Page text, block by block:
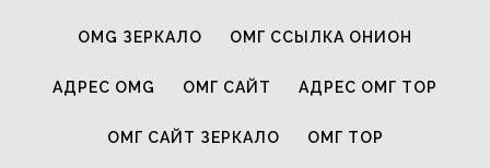
OMG ЗЕРКАЛО ОМГ ССЫЛКА ОНИОН
АДРЕС OMG ОМГ САЙТ АДРЕС ОМГ ТОР
ОМГ САЙТ ЗЕРКАЛО ОМГ ТОР